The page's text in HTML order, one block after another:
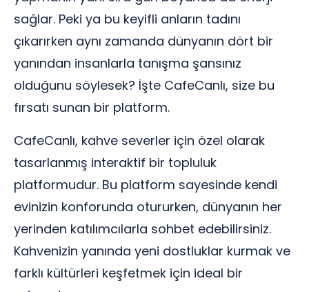
sağlar. Peki ya bu keyifli anların tadını
çıkarırken aynı zamanda dünyanın dört bir
yanından insanlarla tanışma şansınız
olduğunu söylesek? İşte CafeCanlı, size bu
fırsatı sunan bir platform.
CafeCanlı, kahve severler için özel olarak
tasarlanmış interaktif bir topluluk
platformudur. Bu platform sayesinde kendi
evinizin konforunda otururken, dünyanın her
yerinden katılımcılarla sohbet edebilirsiniz.
Kahvenizin yanında yeni dostluklar kurmak ve
farklı kültürleri keşfetmek için ideal bir